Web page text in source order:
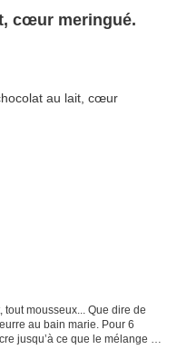
cœur meringué.
mousseux... Que dire de
au bain marie. Pour 6
jusqu’à ce que le mélange *